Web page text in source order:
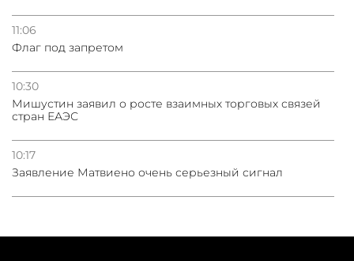
11:06
Флаг под запретом
10:30
Мишустин заявил о росте взаимных торговых связей
стран ЕАЭС
10:17
Заявление Матвиено очень серьезный сигнал